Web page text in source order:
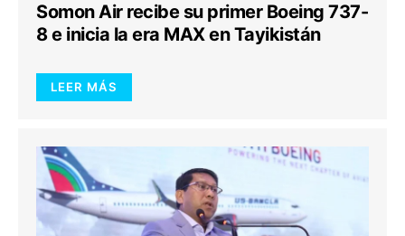
Somon Air recibe su primer Boeing 737-
8 e inicia la era MAX en Tayikistán
LEER MÁS